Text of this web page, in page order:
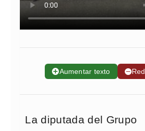
➕Aumentar texto ➖
La diputada del Grupo